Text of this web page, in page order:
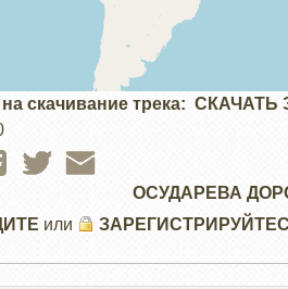
скачивание трека
СКАЧАТЬ
ОСУДАРЕВА
или